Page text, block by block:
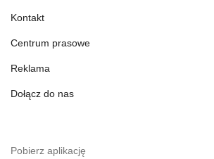
Kontakt
Centrum prasowe
Reklama
Dołącz do nas
Pobierz aplikację